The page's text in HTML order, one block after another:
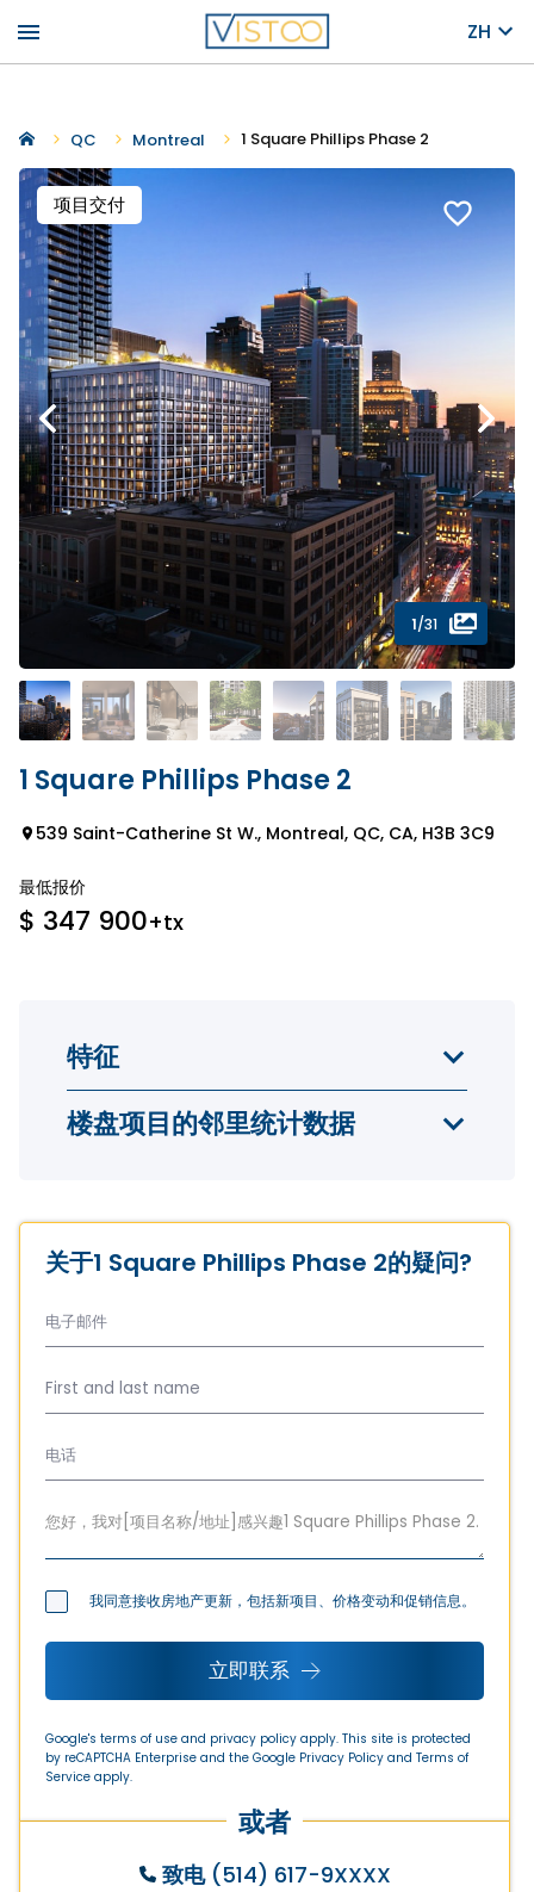
menu ZH
QC Montreal 1 Square Phillips Phase 2
项目交付 favorite_border
1/31
1 Square Phillips Phase 2
539 Saint-Catherine St W., Montreal, QC, CA, H3B 3C9
最低报价
$ 347 900+tx
特征
楼盘项目的邻里统计数据
关于1 Square Phillips Phase 2的疑问?
我同意接收房地产更新，包括新项目、价格变动和促销信息。
立即联系
Google's terms of use and privacy policy apply. This site is protected
by reCAPTCHA Enterprise and the Google Privacy Policy and Terms of
Service apply.
或者
致电 (514) 617-9XXXX